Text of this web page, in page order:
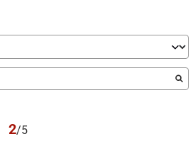
2/5